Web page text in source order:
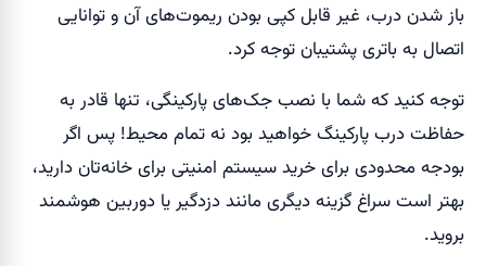
باز شدن درب، غیر قابل کپی بودن ریموت‌های آن و توانایی
اتصال به باتری پشتیبان توجه کرد.
توجه کنید که شما با نصب جک‌های پارکینگی، تنها قادر به
حفاظت درب پارکینگ خواهید بود نه تمام محیط! پس اگر
بودجه محدودی برای خرید سیستم امنیتی برای خانه‌تان دارید،
بهتر است سراغ گزینه دیگری مانند دزدگیر یا دوربین هوشمند
بروید.